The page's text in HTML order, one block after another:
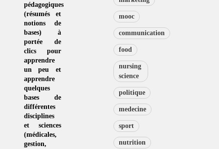
pédagogiques
(résumés et
notions de
bases) à
portée de
clics pour
apprendre
un peu et
apprendre
quelques
bases de
différentes
disciplines
et sciences
(médicales,
gestion,
mooc
communication
food
nursing
science
politique
medecine
sport
nutrition